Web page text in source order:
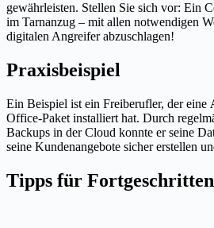
gewährleisten. Stellen Sie sich vor: Ein
im Tarnanzug – mit allen notwendigen
digitalen Angreifer abzuschlagen!
Praxisbeispiel
Ein Beispiel ist ein Freiberufler, der eine
Office-Paket installiert hat. Durch
Backups in der Cloud konnte er seine
seine Kundenangebote sicher erstellen
Tipps für